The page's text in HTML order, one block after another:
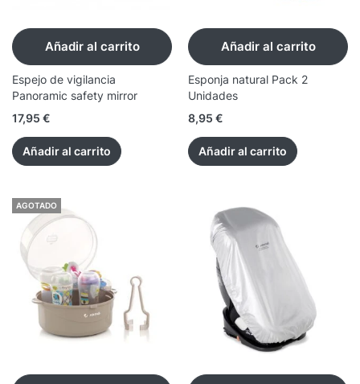
Añadir al carrito
Espejo de vigilancia
Panoramic safety mirror
17,95 €
Añadir al carrito
Añadir al carrito
Esponja natural Pack 2
Unidades
8,95 €
Añadir al carrito
AGOTADO